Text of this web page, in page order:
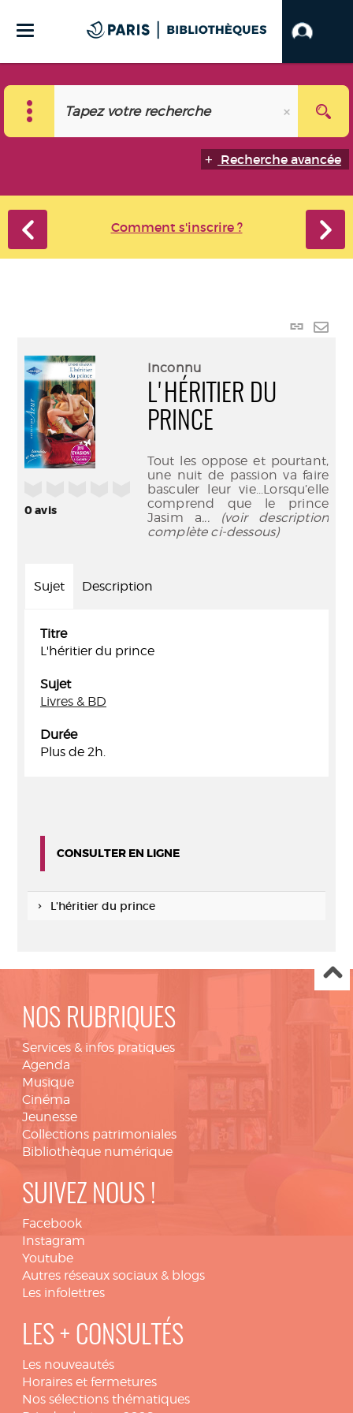
Recherche avancée
Comment s'inscrire ?
Lien
0avis
Inconnu
L'HÉRITIER DU
PRINCE
Tout les oppose et pourtant,
une nuit de passion va faire
basculer leur vie...Lorsqu’elle
comprend que le prince
Jasim a... (voir description
complète ci-dessous)
Sujet Description
Titre
L'héritier du prince
Sujet
Livres & BD
Durée
Plus de 2h.
CONSULTER EN LIGNE
L'héritier du prince
NOS RUBRIQUES
Services & infos pratiques
Agenda
Musique
Cinéma
Jeunesse
Collections patrimoniales
Bibliothèque numérique
SUIVEZ NOUS !
Facebook
Instagram
Youtube
Autres réseaux sociaux & blogs
Les infolettres
LES + CONSULTÉS
Les nouveautés
Horaires et fermetures
Nos sélections thématiques